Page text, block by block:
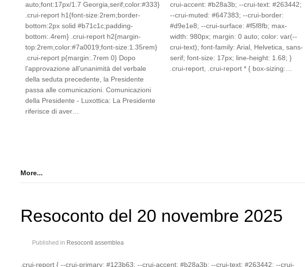
auto;font:17px/1.7 Georgia,serif;color:#333}
.crui-report h1{font-size:2rem;border-
bottom:2px solid #b71c1c;padding-
bottom:.4rem} .crui-report h2{margin-
top:2rem;color:#7a0019;font-size:1.35rem}
.crui-report p{margin:.7rem 0} Dopo
l’approvazione all’unanimità del verbale
della seduta precedente, la Presidente
passa alle comunicazioni. Comunicazioni
della Presidente - Luxottica: La Presidente
riferisce di aver…
crui-accent: #b28a3b; --crui-text: #263442;
--crui-muted: #647383; --crui-border:
#d9e1e8; --crui-surface: #f5f8fb; max-
width: 980px; margin: 0 auto; color: var(--
crui-text); font-family: Arial, Helvetica, sans-
serif; font-size: 17px; line-height: 1.68; }
.crui-report, .crui-report * { box-sizing:…
More...
Resoconto del 20 novembre 2025
Published in Resoconti assemblea
.crui-report { --crui-primary: #123b63; --crui-accent: #b28a3b; --crui-text: #263442; --crui-